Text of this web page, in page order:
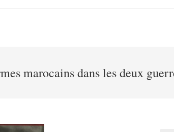
marocains dans les deux